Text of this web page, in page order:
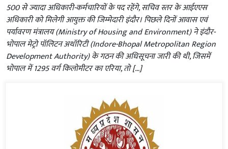
500 से ज्यादा अधिकारी-कर्मचारियों के पद रहेंगे, सचिव स्तर के आईएएस
अधिकारी को मिलेगी आयुक्त की जिम्मेदारी इंदौर। पिछले दिनों आवास एवं
पर्यावरण मंत्रालय (Ministry of Housing and Environment) ने इंदौर-
भोपाल मेट्रो पॉलिटन अथॉरिटी (Indore-Bhopal Metropolitan Region
Development Authority) के गठन की अधिसूचना जारी की थी, जिसमें
भोपाल में 1295 वर्ग किलोमीटर का एरिया, तो […]